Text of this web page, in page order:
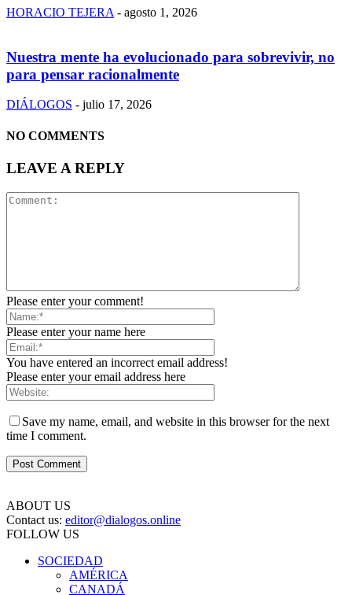
HORACIO TEJERA - agosto 1, 2026
Nuestra mente ha evolucionado para sobrevivir, no
para pensar racionalmente
DIÁLOGOS - julio 17, 2026
NO COMMENTS
LEAVE A REPLY
Please enter your comment!
Please enter your name here
You have entered an incorrect email address!
Please enter your email address here
Save my name, email, and website in this browser for the next
time I comment.
ABOUT US
Contact us: editor@dialogos.online
FOLLOW US
SOCIEDAD
AMÉRICA
CANADÁ